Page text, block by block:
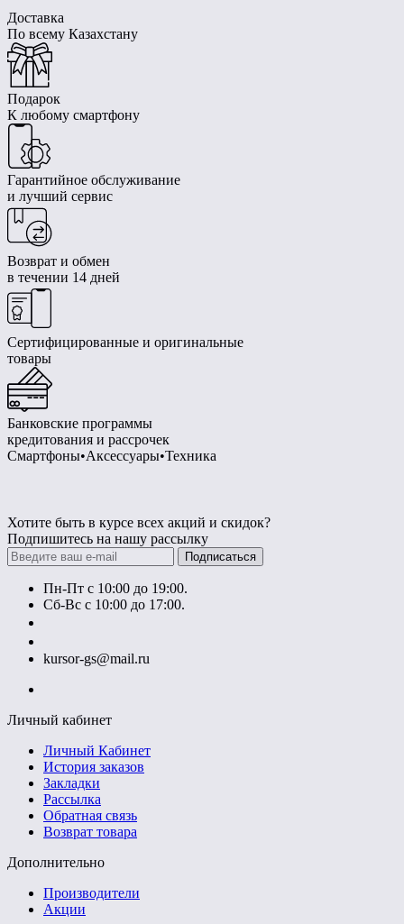
Доставка
По всему Казахстану
Подарок
К любому смартфону
Гарантийное обслуживание
и лучший сервис
Возврат и обмен
в течении 14 дней
Сертифицированные и оригинальные
товары
Банковские программы
кредитования и рассрочек
Смартфоны•Аксессуары•Техника
Хотите быть в курсе всех акций и скидок?
Подпишитесь на нашу рассылку
Подписаться
Пн-Пт с 10:00 до 19:00.
Сб-Вс с 10:00 до 17:00.
kursor-gs@mail.ru
Личный кабинет
Личный Кабинет
История заказов
Закладки
Рассылка
Обратная связь
Возврат товара
Дополнительно
Производители
Акции